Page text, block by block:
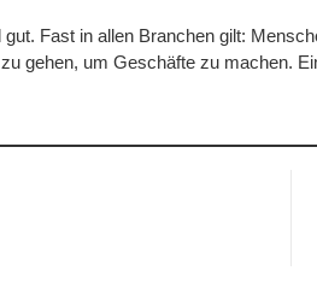
Fast in allen Branchen gilt:
gehen, um Geschäfte zu machen.